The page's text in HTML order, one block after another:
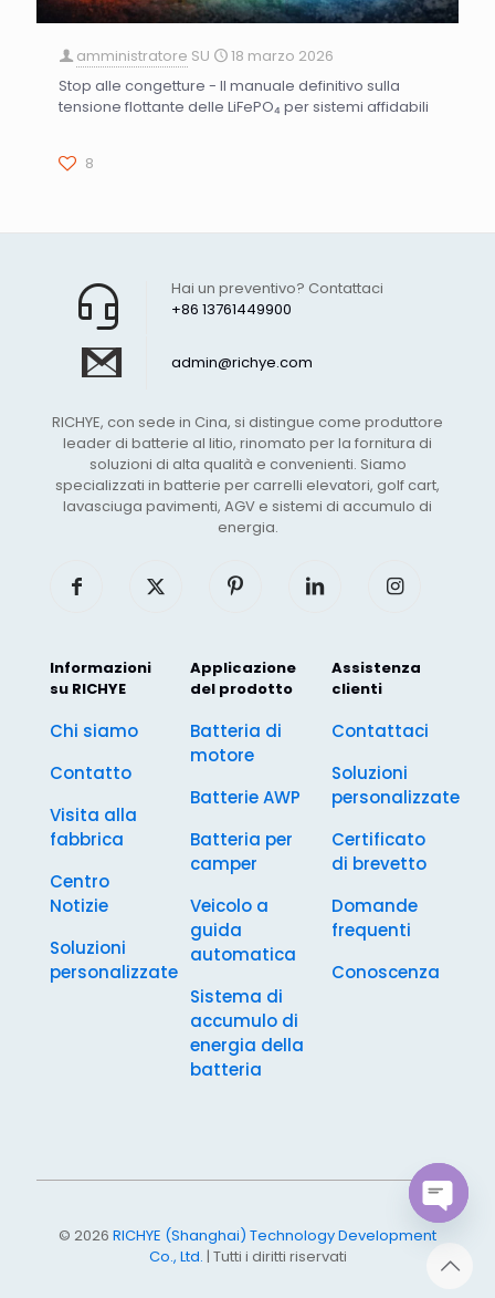
amministratore SU
18 marzo 2026
Stop alle congetture - Il manuale definitivo sulla
tensione flottante delle LiFePO₄ per sistemi affidabili
8
+86 13761449900
Hai un preventivo? Contattaci
admin@richye.com
RICHYE, con sede in Cina, si distingue come produttore
leader di batterie al litio, rinomato per la fornitura di
soluzioni di alta qualità e convenienti. Siamo
specializzati in batterie per carrelli elevatori, golf cart,
lavasciuga pavimenti, AGV e sistemi di accumulo di
energia.
Informazioni
su RICHYE
Chi siamo
Contatto
Visita alla
fabbrica
Centro
Notizie
Soluzioni
personalizzate
Applicazione
del prodotto
Batteria di
motore
Batterie AWP
Batteria per
camper
Veicolo a
guida
automatica
Sistema di
accumulo di
energia della
batteria
Assistenza
clienti
Contattaci
Soluzioni
personalizzate
Certificato
di brevetto
Domande
frequenti
Conoscenza
© 2026 RICHYE (Shanghai) Technology Development
Co., Ltd. | Tutti i diritti riservati
chaty